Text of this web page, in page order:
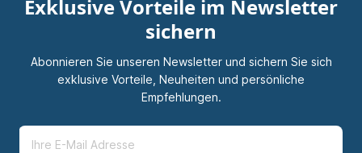
Exklusive Vorteile im Newsletter
sichern
Abonnieren Sie unseren Newsletter und sichern Sie sich
exklusive Vorteile, Neuheiten und persönliche
Empfehlungen.